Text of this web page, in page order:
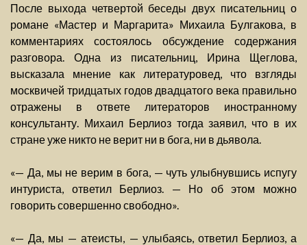
После выхода четвертой беседы двух писательниц о
романе «Мастер и Маргарита» Михаила Булгакова, в
комментариях состоялось обсуждение содержания
разговора. Одна из писательниц, Ирина Щеглова,
высказала мнение как литературовед, что взгляды
москвичей тридцатых годов двадцатого века правильно
отражены в ответе литераторов иностранному
консультанту. Михаил Берлиоз тогда заявил, что в их
стране уже никто не верит ни в бога, ни в дьявола.
«— Да, мы не верим в бога, — чуть улыбнувшись испугу
интуриста, ответил Берлиоз. — Но об этом можно
говорить совершенно свободно».
«— Да, мы — атеисты, — улыбаясь, ответил Берлиоз, а